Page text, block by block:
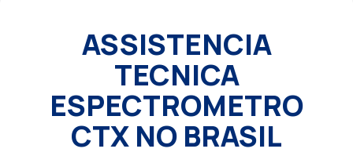
ASSISTENCIA
TECNICA
ESPECTROMETRO
CTX NO BRASIL